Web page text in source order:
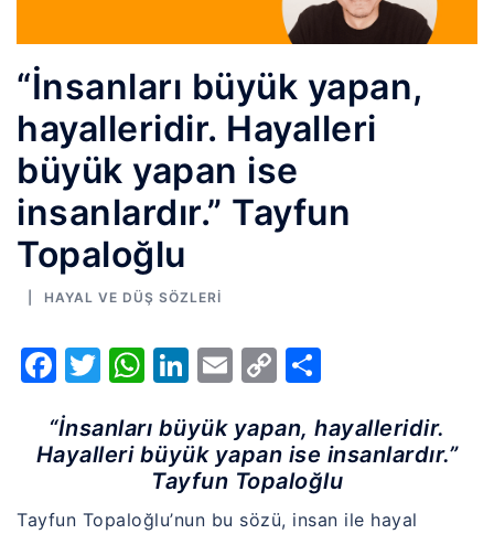
“İnsanları büyük yapan,
hayalleridir. Hayalleri
büyük yapan ise
insanlardır.” Tayfun
Topaloğlu
HAYAL VE DÜŞ SÖZLERI
Facebook
Twitter
WhatsApp
LinkedIn
Email
Copy
“İnsanları büyük yapan, hayalleridir.
Hayalleri büyük yapan ise insanlardır.”
Tayfun Topaloğlu
Tayfun Topaloğlu’nun bu sözü, insan ile hayal